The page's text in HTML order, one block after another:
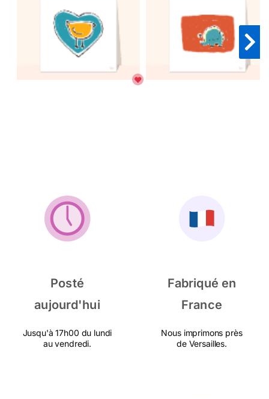
Posté
aujourd'hui
Jusqu'à 17h00 du lundi
au vendredi.
Fabriqué en
France
Nous imprimons près
de Versailles.